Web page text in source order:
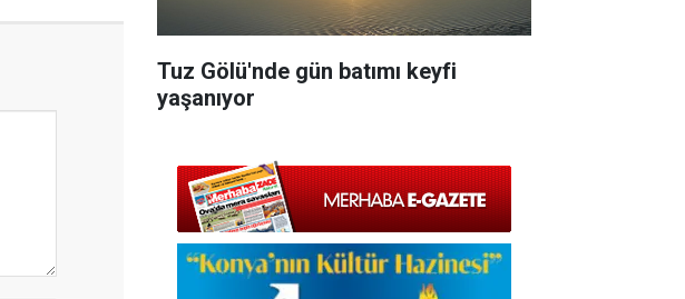
Tuz Gölü'nde gün batımı keyfi
yaşanıyor